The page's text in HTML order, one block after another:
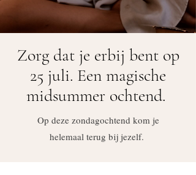
Zorg dat je erbij bent op
25 juli. Een magische
midsummer ochtend.
Op deze zondagochtend kom je
helemaal terug bij jezelf.